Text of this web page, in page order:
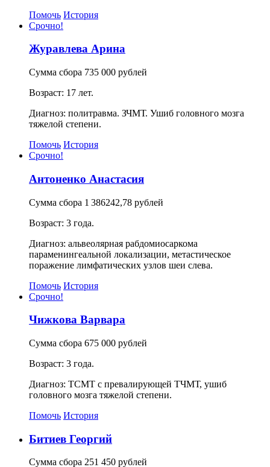
Помочь История
Срочно!
Журавлева Арина
Сумма сбора 735 000 рублей
Возраст: 17 лет.
Диагноз: политравма. ЗЧМТ. Ушиб головного мозга
тяжелой степени.
Помочь История
Срочно!
Антоненко Анастасия
Сумма сбора 1 386242,78 рублей
Возраст: 3 года.
Диагноз: альвеолярная рабдомиосаркома
параменингеальной локализации, метастическое
поражение лимфатических узлов шеи слева.
Помочь История
Срочно!
Чижкова Варвара
Сумма сбора 675 000 рублей
Возраст: 3 года.
Диагноз: ТСМТ с превалирующей ТЧМТ, ушиб
головного мозга тяжелой степени.
Помочь История
Битиев Георгий
Сумма сбора 251 450 рублей